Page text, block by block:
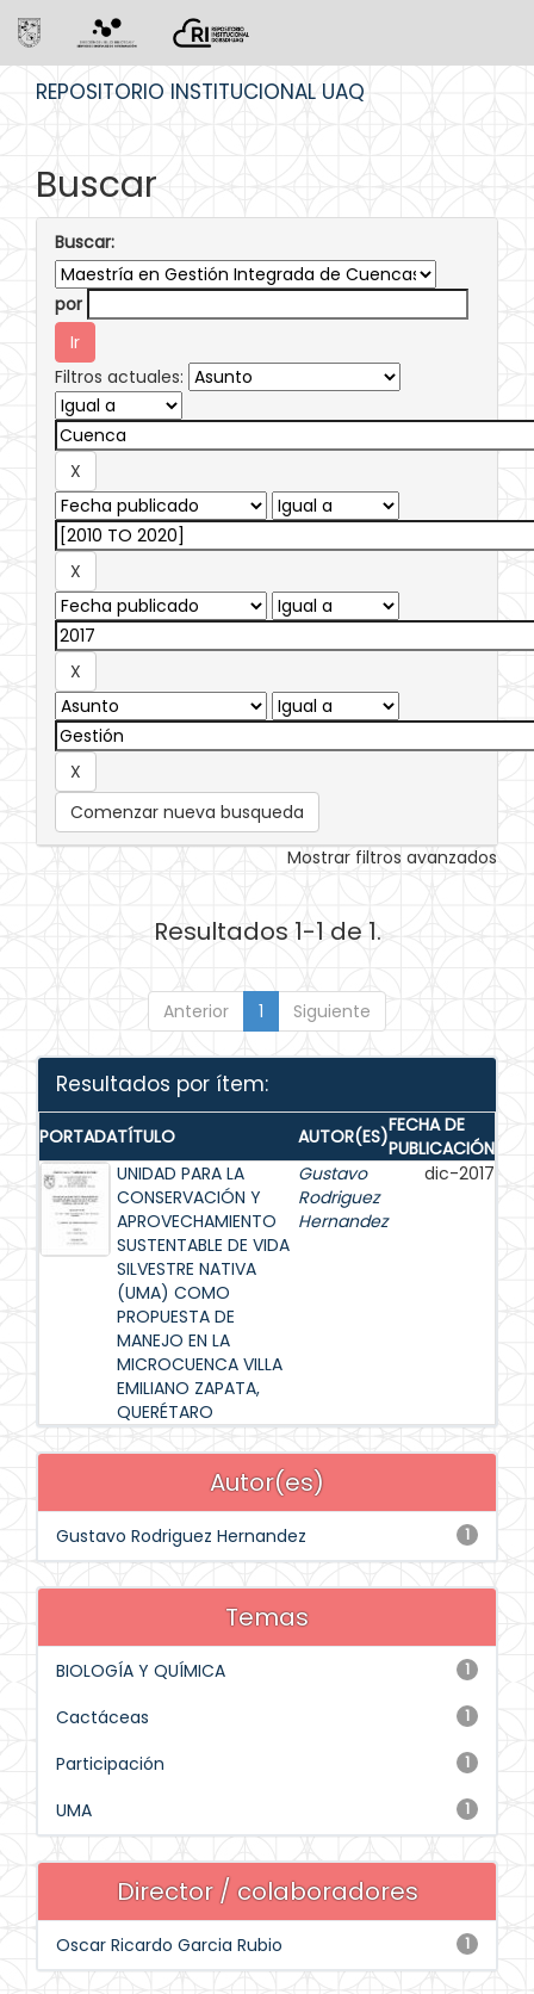
REPOSITORIO INSTITUCIONAL UAQ
Buscar
Buscar:
por
Filtros actuales:
Comenzar nueva busqueda
Mostrar filtros avanzados
Resultados 1-1 de 1.
Anterior 1 Siguiente
Resultados por ítem:
PORTADATÍTULO AUTOR(ES)FECHA DE
PUBLICACIÓN
UNIDAD PARA LA
CONSERVACIÓN Y
APROVECHAMIENTO
SUSTENTABLE DE VIDA
SILVESTRE NATIVA
(UMA) COMO
PROPUESTA DE
MANEJO EN LA
MICROCUENCA VILLA
EMILIANO ZAPATA,
QUERÉTARO
Gustavo
Rodriguez
Hernandez
dic-2017
Autor(es)
1
Gustavo Rodriguez Hernandez
Temas
1
BIOLOGÍA Y QUÍMICA
1
Cactáceas
1
Participación
1
UMA
Director / colaboradores
1
Oscar Ricardo Garcia Rubio